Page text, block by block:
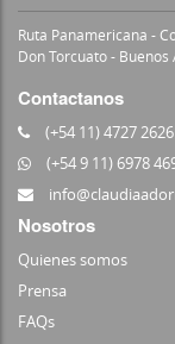
Ruta Panamericana -
Don Torcuato -
Contactanos
(+54 11) 4727 2626
(+54 9 11) 6978
Nosotros
Quienes somos
Prensa
FAQs